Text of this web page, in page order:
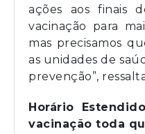
ações aos finais
vacinação para
mas precisamos
as unidades de
prevenção”,
Horário
vacinação toda